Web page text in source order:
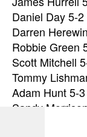
Daniel Day 5-
Darren
Robbie Green
Scott Mitchell
Tommy
Adam Hunt 5-
Sandy